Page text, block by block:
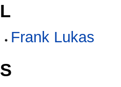
L
Frank Lukas
S